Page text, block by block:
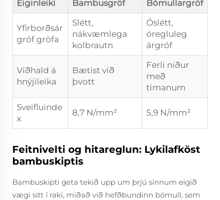
Eiginleiki Bambusgröf Bómullargröf
Yfirborðsár
gróf gröfa
Slétt,
nákvæmlega
kolbrautn
Óslétt,
óregluleg
árgróf
Viðhald á
hnýjileika
Bætist við
þvott
Ferli niður
með
tímanum
Sveifluinde
x
8,7 N/mm² 5,9 N/mm²
Feitnivelti og hitareglun: Lykilafköst
bambuskiptis
Bambuskipti geta tekið upp um þrjú sinnum eigið
vægi sitt í raki, miðað við hefðbundinn bómull, sem